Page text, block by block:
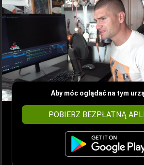
Aby móc oglądać na tym
POBIERZ BEZPŁATNĄ